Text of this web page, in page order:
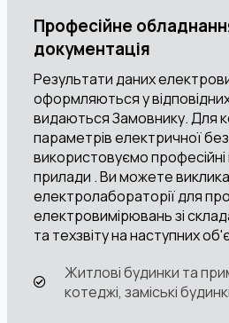
Професійне
документація
Результати даних
оформляються у
видаються Замовнику. Для
параметрів електричної
використовуємо професійні
прилади . Ви можете
електролабораторії для
електровимірювань зі
та техзвіту на наступних
Житлові будинки та
котеджі, заміські